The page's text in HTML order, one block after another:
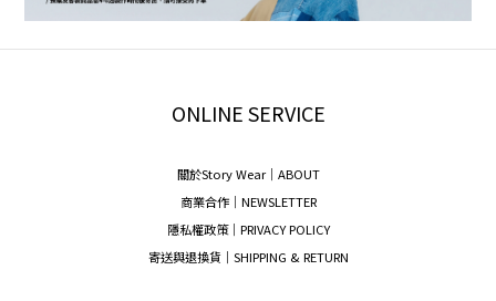
ONLINE SERVICE
關於Story Wear｜ABOUT
商業合作｜NEWSLETTER
隱私權政策｜PRIVACY POLICY
寄送與退換貨｜SHIPPING & RETURN